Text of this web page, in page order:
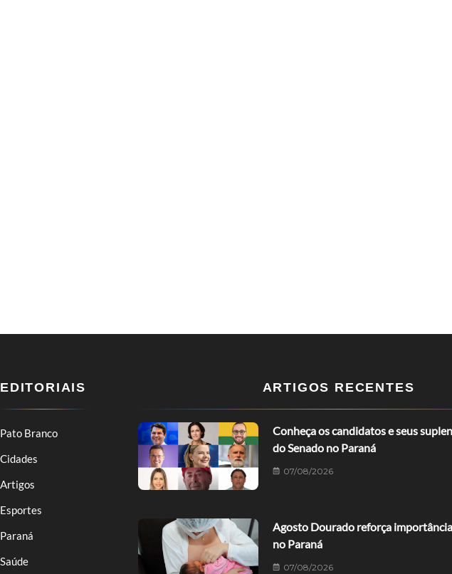
EDITORIAIS
Pato Branco
Cidades
Artigos
Esportes
Paraná
Saúde
ARTIGOS RECENTES
Conheça os candidatos e seus
do Senado no Paraná
07/08/2026
Agosto Dourado reforça
no Paraná
07/08/2026